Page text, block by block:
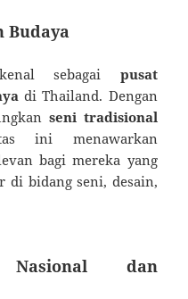
Budaya
sebagai pusat
di Thailand. Dengan
seni tradisional
ini menawarkan
bagi mereka yang
di bidang seni, desain,
Nasional dan